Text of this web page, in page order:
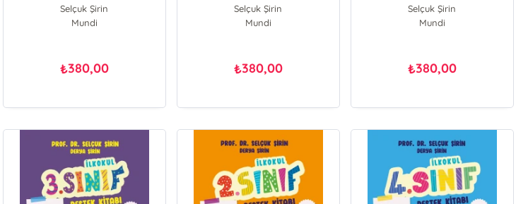
Selçuk Şirin
Mundi
₺380,00
Selçuk Şirin
Mundi
₺380,00
Selçuk Şirin
Mundi
₺380,00